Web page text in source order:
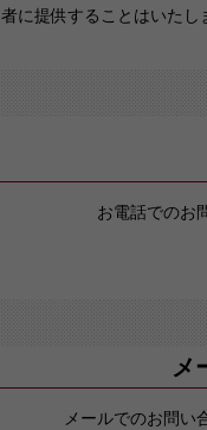
者に提供することはいたし
個人情報の安全管
個人情報を与えな
必要な情報を頂けない場
個人情報の開示･
お電話でのお
メ
メールでのお問い